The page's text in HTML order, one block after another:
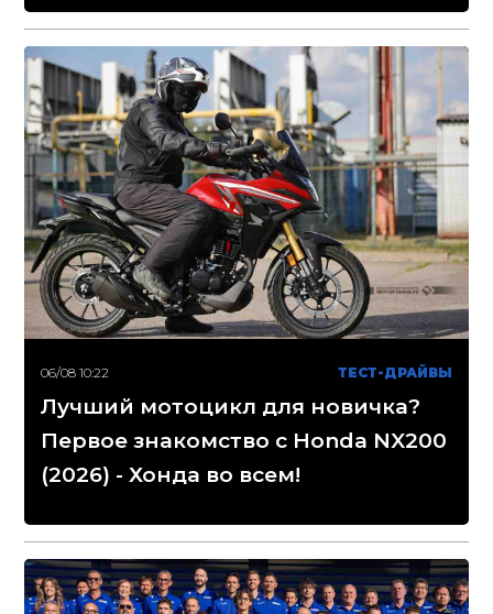
06/08 10:22 ТЕСТ-ДРАЙВЫ
Лучший мотоцикл для новичка?
Первое знакомство с Honda NX200
(2026) - Хонда во всем!